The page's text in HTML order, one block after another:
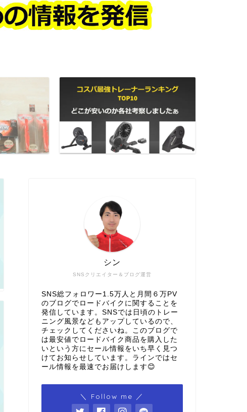
SNSクリエイター＆ブログ運営
シン
SNS総フォロワー1.5万人と月間６万PV
のブログでロードバイクに関することを
発信しています。SNSでは日頃のトレー
ニング風景などもアップしているので、
チェックしてくださいね。このブログで
は最安値でロードバイク商品を購入した
いという方にセール情報をいち早く見つ
けてお知らせしています。ラインではセ
ール情報を最速でお届けします😊
＼ Follow me ／